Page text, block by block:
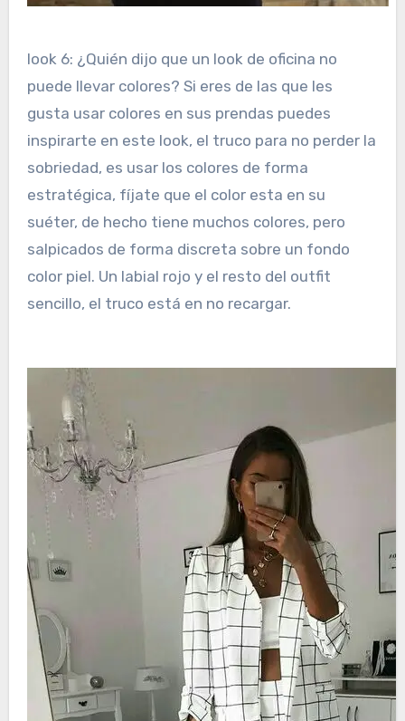
look 6: ¿Quién dijo que un look de oficina no
puede llevar colores? Si eres de las que les
gusta usar colores en sus prendas puedes
inspirarte en este look, el truco para no perder la
sobriedad, es usar los colores de forma
estratégica, fíjate que el color esta en su
suéter, de hecho tiene muchos colores, pero
salpicados de forma discreta sobre un fondo
color piel. Un labial rojo y el resto del outfit
sencillo, el truco está en no recargar.